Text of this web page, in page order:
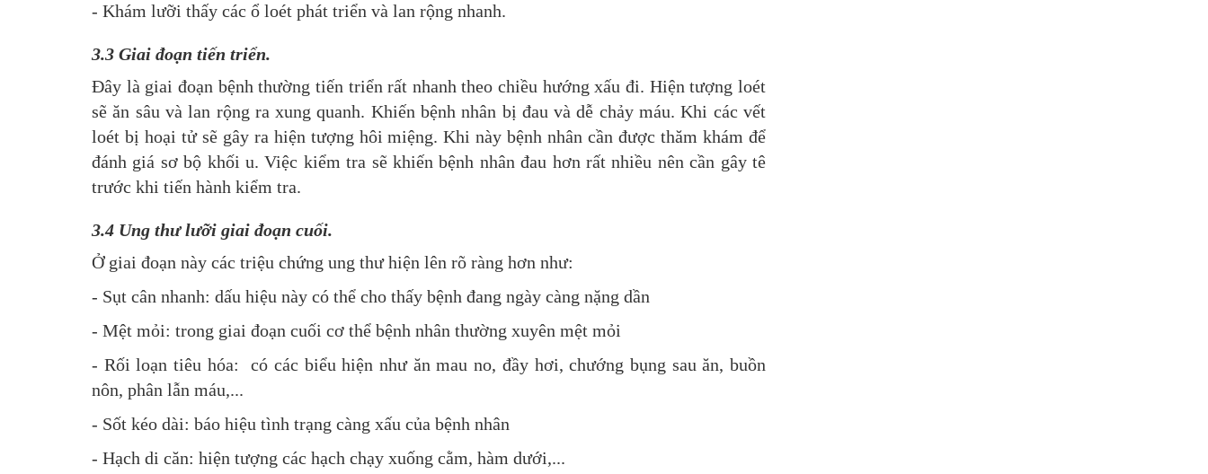
- Khám lưỡi thấy các ổ loét phát triển và lan rộng nhanh.
3.3 Giai đoạn tiến triển.
Đây là giai đoạn bệnh thường tiến triển rất nhanh theo chiều hướng xấu đi. Hiện tượng loét
sẽ ăn sâu và lan rộng ra xung quanh. Khiến bệnh nhân bị đau và dễ chảy máu. Khi các vết
loét bị hoại tử sẽ gây ra hiện tượng hôi miệng. Khi này bệnh nhân cần được thăm khám để
đánh giá sơ bộ khối u. Việc kiểm tra sẽ khiến bệnh nhân đau hơn rất nhiều nên cần gây tê
trước khi tiến hành kiểm tra.
3.4 Ung thư lưỡi giai đoạn cuối.
Ở giai đoạn này các triệu chứng ung thư hiện lên rõ ràng hơn như:
- Sụt cân nhanh: dấu hiệu này có thể cho thấy bệnh đang ngày càng nặng dần
- Mệt mỏi: trong giai đoạn cuối cơ thể bệnh nhân thường xuyên mệt mỏi
- Rối loạn tiêu hóa: có các biểu hiện như ăn mau no, đầy hơi, chướng bụng sau ăn, buồn
nôn, phân lẫn máu,...
- Sốt kéo dài: báo hiệu tình trạng càng xấu của bệnh nhân
- Hạch di căn: hiện tượng các hạch chạy xuống cằm, hàm dưới,...